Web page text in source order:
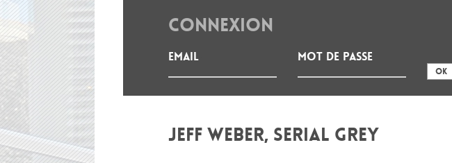
CONNEXION
Email Mot de passe
JEFF WEBER, SERIAL GREY